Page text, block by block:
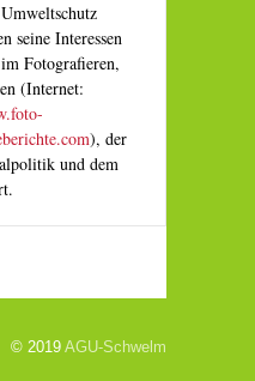
seine Interessen
Fotografieren,
(Internet:
), der
und dem
© 2019 AGU-Schwelm